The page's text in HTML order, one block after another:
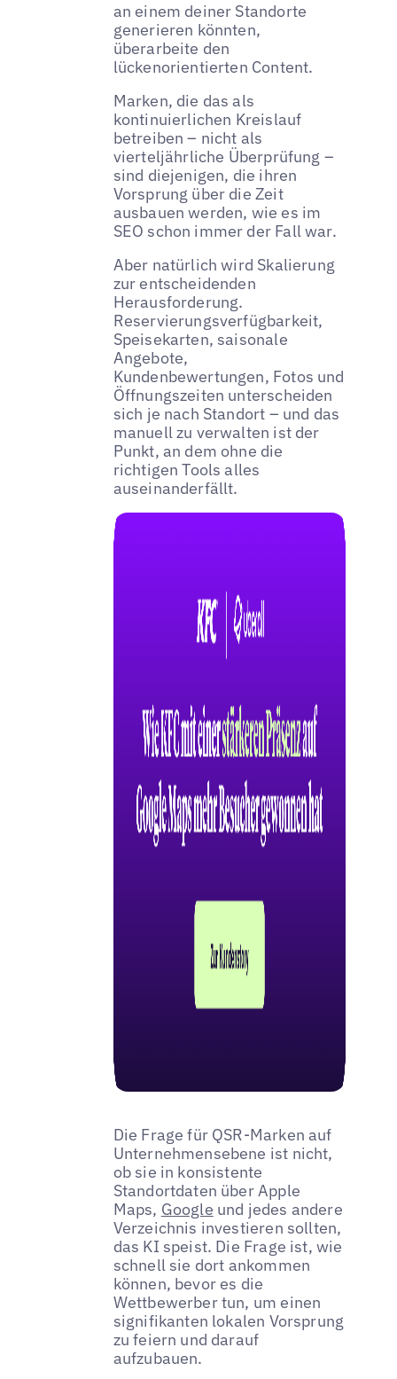
an einem deiner Standorte
generieren könnten,
überarbeite den
lückenorientierten Content.
Marken, die das als
kontinuierlichen Kreislauf
betreiben – nicht als
vierteljährliche Überprüfung –
sind diejenigen, die ihren
Vorsprung über die Zeit
ausbauen werden, wie es im
SEO schon immer der Fall war.
Aber natürlich wird Skalierung
zur entscheidenden
Herausforderung.
Reservierungsverfügbarkeit,
Speisekarten, saisonale
Angebote,
Kundenbewertungen, Fotos und
Öffnungszeiten unterscheiden
sich je nach Standort – und das
manuell zu verwalten ist der
Punkt, an dem ohne die
richtigen Tools alles
auseinanderfällt.
Die Frage für QSR-Marken auf
Unternehmensebene ist nicht,
ob sie in konsistente
Standortdaten über Apple
Maps, Google und jedes andere
Verzeichnis investieren sollten,
das KI speist. Die Frage ist, wie
schnell sie dort ankommen
können, bevor es die
Wettbewerber tun, um einen
signifikanten lokalen Vorsprung
zu feiern und darauf
aufzubauen.